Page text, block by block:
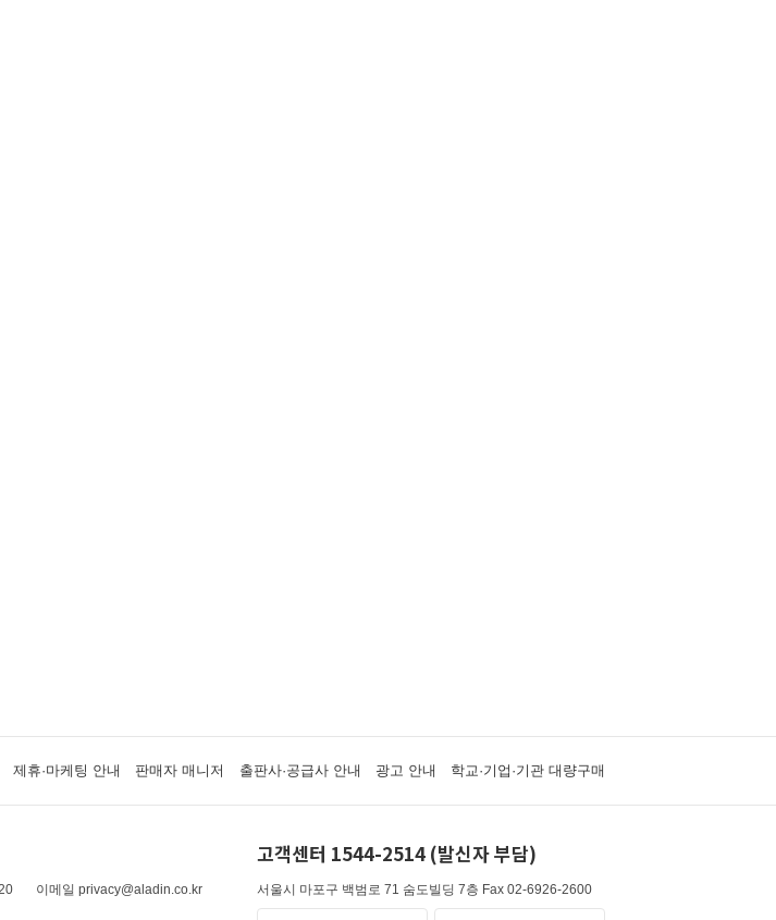
제휴·마케팅 안내 판매자 매니저 출판사·공급사 안내 광고 안내 학교·기업·기관 대량구매
이메일 privacy@aladin.co.kr
고객센터 1544-2514 (발신자 부담)
서울시 마포구 백범로 71 숨도빌딩 7층 Fax 02-6926-2600